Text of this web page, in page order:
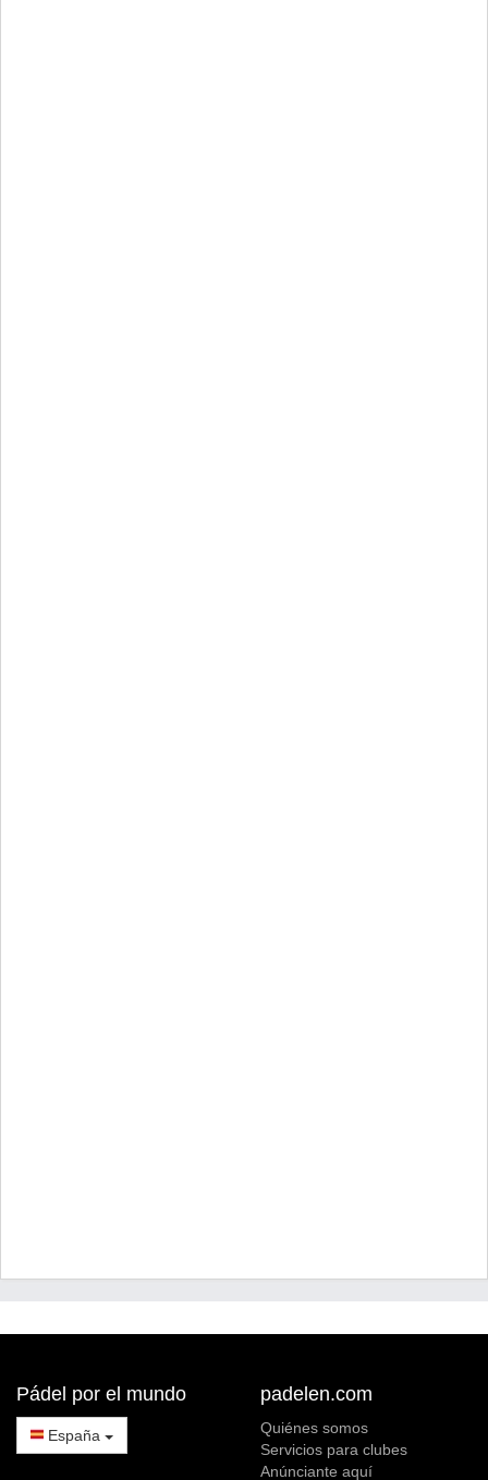
Pádel por el mundo
España
padelen.com
Quiénes somos
Servicios para clubes
Anúnciante aquí